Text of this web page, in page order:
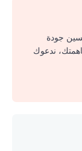
جودة
ندعوك